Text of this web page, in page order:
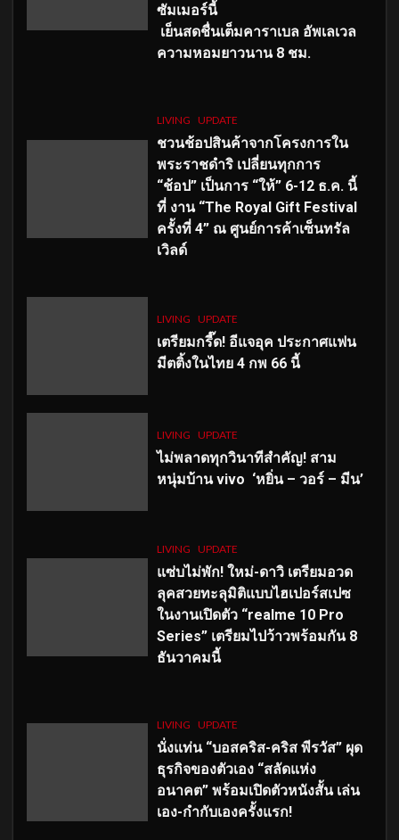
ซัมเมอร์นี้
เย็นสดชื่นเต็มคาราเบล อัพเลเวล
ความหอมยาวนาน 8 ชม.
LIVING UPDATE
ชวนช้อปสินค้าจากโครงการใน
พระราชดำริ เปลี่ยนทุกการ
“ช้อป” เป็นการ “ให้” 6-12 ธ.ค. นี้
ที่ งาน “The Royal Gift Festival
ครั้งที่ 4” ณ ศูนย์การค้าเซ็นทรัล
เวิลด์
LIVING UPDATE
เตรียมกรี๊ด! อีแจอุค ประกาศแฟน
มีตติ้งในไทย 4 กพ 66 นี้
LIVING UPDATE
ไม่พลาดทุกวินาทีสำคัญ! สาม
หนุ่มบ้าน vivo ‘หยิ่น – วอร์ – มีน’
LIVING UPDATE
แซ่บไม่พัก! ใหม่-ดาวิ เตรียมอวด
ลุคสวยทะลุมิติแบบไฮเปอร์สเปซ
ในงานเปิดตัว “realme 10 Pro
Series” เตรียมไปว้าวพร้อมกัน 8
ธันวาคมนี้
LIVING UPDATE
นั่งแท่น “บอสคริส-คริส พีรวัส” ผุด
ธุรกิจของตัวเอง “สลัดแห่ง
อนาคต” พร้อมเปิดตัวหนังสั้น เล่น
เอง-กำกับเองครั้งแรก!